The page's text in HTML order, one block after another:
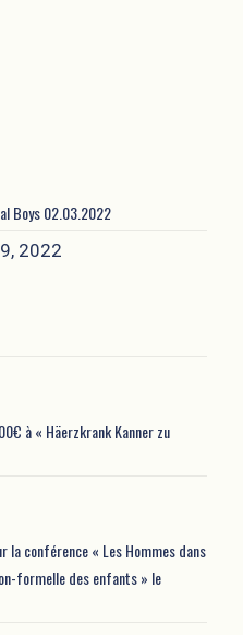
Boys 02.03.2022
2022
à « Häerzkrank Kanner zu
la conférence « Les Hommes dans
formelle des enfants » le